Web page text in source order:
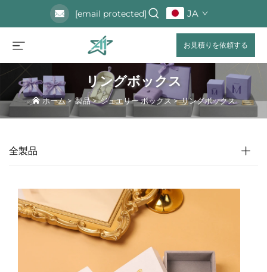
[email protected] JA
お見積りを依頼する
リングボックス
ホーム>製品>ジュエリー ボックス>リングボックス
全製品